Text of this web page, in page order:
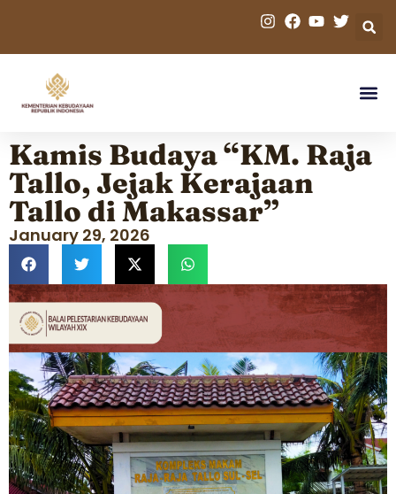
Kamis Budaya “KM. Raja
Tallo, Jejak Kerajaan
Tallo di Makassar”
January 29, 2026